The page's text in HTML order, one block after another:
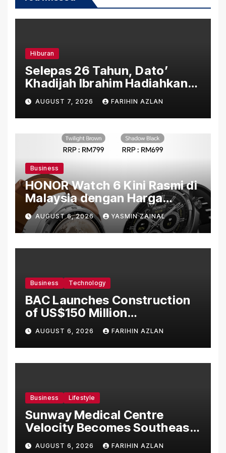
Hiburan
Selepas 26 Tahun, Dato’
Khadijah Ibrahim Hadiahkan
“Ibu Doa” sebagai Karya
Penuh Makna
AUGUST 7, 2026 FARIHIN AZLAN
Business
HONOR Watch 6 Kini Rasmi di
Malaysia dengan Harga
Bermula RM699
AUGUST 6, 2026 YASMIN ZAINAL
Business Technology
BAC Launches Construction
of US$150 Million
Manufacturing Facility in
Malaysia
AUGUST 6, 2026 FARIHIN AZLAN
Business Lifestyle
Sunway Medical Centre
Velocity Becomes Southeast
Asia’s First Hospital to
AUGUST 6, 2026 FARIHIN AZLAN